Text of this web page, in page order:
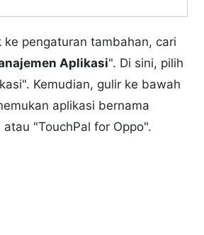
ke pengaturan tambahan, cari
Aplikasi". Di sini, pilih
Kemudian, gulir ke bawah
aplikasi bernama
"TouchPal for Oppo".